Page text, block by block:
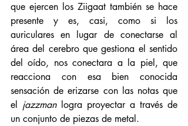
que ejercen los Ziigaat también se hace
presente y es, casi, como si los
auriculares en lugar de conectarse al
área del cerebro que gestiona el sentido
del oído, nos conectara a la piel, que
reacciona con esa bien conocida
sensación de erizarse con las notas que
el jazzman logra proyectar a través de
un conjunto de piezas de metal.